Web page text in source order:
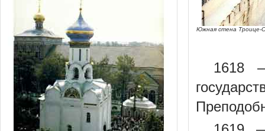
Южная стена Троице-
1618